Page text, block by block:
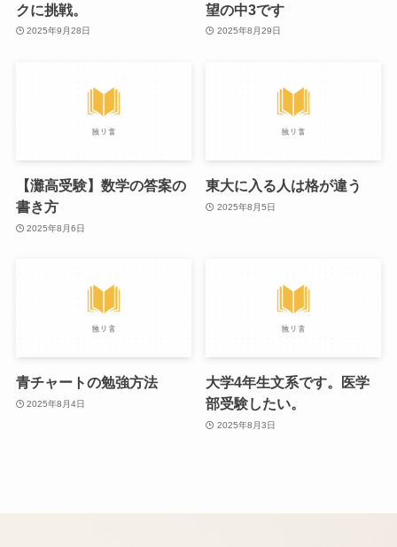
クに挑戦。
2025年9月28日
望の中3です
2025年8月29日
【灘高受験】数学の答案の
書き方
2025年8月6日
東大に入る人は格が違う
2025年8月5日
青チャートの勉強方法
2025年8月4日
大学4年生文系です。医学
部受験したい。
2025年8月3日